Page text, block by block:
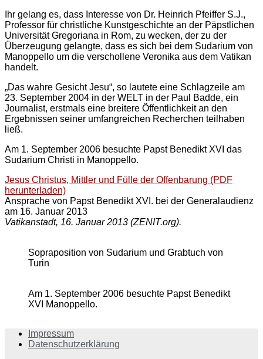
Ihr gelang es, dass Interesse von Dr. Heinrich Pfeiffer S.J.,
Professor für christliche Kunstgeschichte an der Päpstlichen
Universität Gregoriana in Rom, zu wecken, der zu der
Überzeugung gelangte, dass es sich bei dem Sudarium von
Manoppello um die verschollene Veronika aus dem Vatikan
handelt.
„Das wahre Gesicht Jesu“, so lautete eine Schlagzeile am
23. September 2004 in der WELT in der Paul Badde, ein
Journalist, erstmals eine breitere Öffentlichkeit an den
Ergebnissen seiner umfangreichen Recherchen teilhaben
ließ.
Am 1. September 2006 besuchte Papst Benedikt XVI das
Sudarium Christi in Manoppello.
Jesus Christus, Mittler und Fülle der Offenbarung (PDF
herunterladen)
Ansprache von Papst Benedikt XVI. bei der Generalaudienz
am 16. Januar 2013
Vatikanstadt, 16. Januar 2013 (ZENIT.org).
Sopraposition von Sudarium und Grabtuch von
Turin
Am 1. September 2006 besuchte Papst Benedikt
XVI Manoppello.
Impressum
Datenschutzerklärung